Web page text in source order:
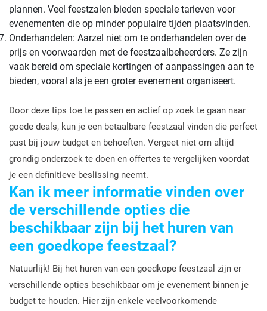
plannen. Veel feestzalen bieden speciale tarieven voor
evenementen die op minder populaire tijden plaatsvinden.
Onderhandelen: Aarzel niet om te onderhandelen over de
prijs en voorwaarden met de feestzaalbeheerders. Ze zijn
vaak bereid om speciale kortingen of aanpassingen aan te
bieden, vooral als je een groter evenement organiseert.
Door deze tips toe te passen en actief op zoek te gaan naar
goede deals, kun je een betaalbare feestzaal vinden die perfect
past bij jouw budget en behoeften. Vergeet niet om altijd
grondig onderzoek te doen en offertes te vergelijken voordat
je een definitieve beslissing neemt.
Kan ik meer informatie vinden over
de verschillende opties die
beschikbaar zijn bij het huren van
een goedkope feestzaal?
Natuurlijk! Bij het huren van een goedkope feestzaal zijn er
verschillende opties beschikbaar om je evenement binnen je
budget te houden. Hier zijn enkele veelvoorkomende